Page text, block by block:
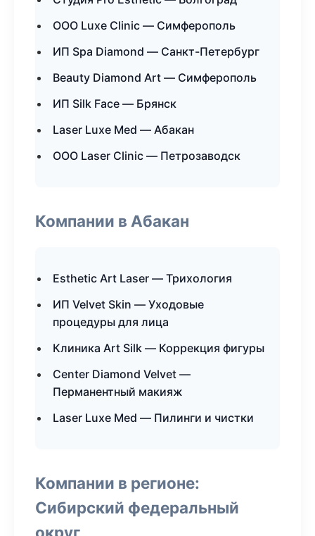
ООО Luxe Clinic — Симферополь
ИП Spa Diamond — Санкт-Петербург
Beauty Diamond Art — Симферополь
ИП Silk Face — Брянск
Laser Luxe Med — Абакан
ООО Laser Clinic — Петрозаводск
Компании в Абакан
Esthetic Art Laser — Трихология
ИП Velvet Skin — Уходовые
процедуры для лица
Клиника Art Silk — Коррекция фигуры
Center Diamond Velvet —
Перманентный макияж
Laser Luxe Med — Пилинги и чистки
Компании в регионе:
Сибирский федеральный
округ